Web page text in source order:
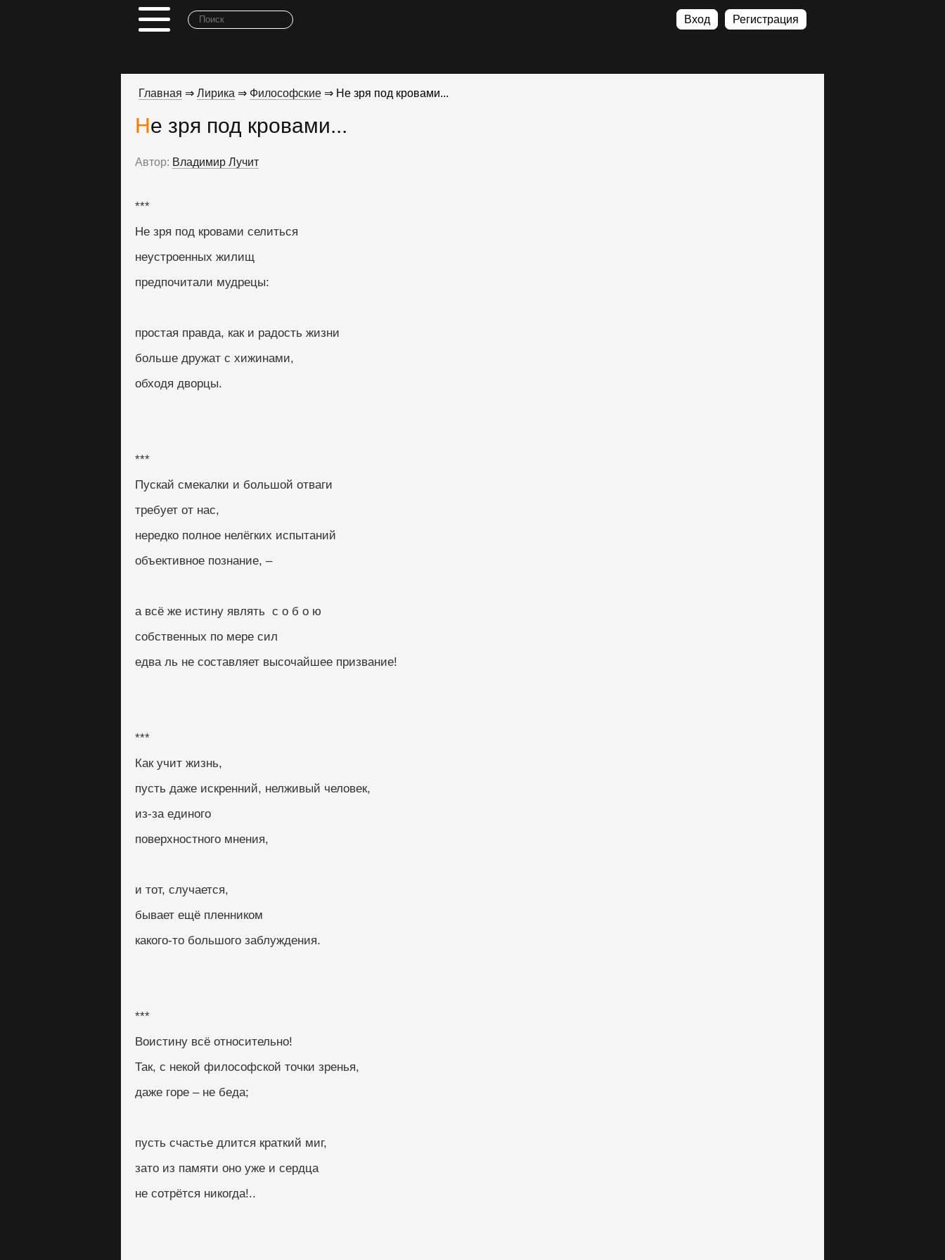
Вход Регистрация
Главная ⇒ Лирика ⇒ Философские ⇒ Не зря под кровами...
Не зря под кровами...
Автор: Владимир Лучит
***
Не зря под кровами селиться
неустроенных жилищ
предпочитали мудрецы:
простая правда, как и радость жизни
больше дружат с хижинами,
обходя дворцы.
***
Пускай смекалки и большой отваги
требует от нас,
нередко полное нелёгких испытаний
объективное познание, –
а всё же истину являть  с о б о ю
собственных по мере сил
едва ль не составляет высочайшее призвание!
***
Как учит жизнь,
пусть даже искренний, нелживый человек,
из-за единого
поверхностного мнения,
и тот, случается,
бывает ещё пленником
какого-то большого заблуждения.
***
Воистину всё относительно!
Так, с некой философской точки зренья,
даже горе – не беда;
пусть счастье длится краткий миг,
зато из памяти оно уже и сердца
не сотрётся никогда!..